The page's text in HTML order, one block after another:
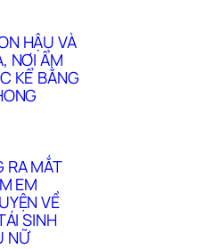
HẬU VÀ
NƠI ẨM
KỂ BẰNG
RA MẮT
EM
VỀ
SINH
NỮ